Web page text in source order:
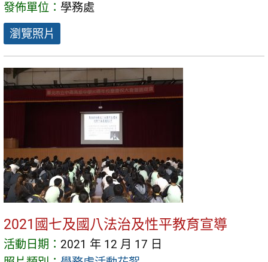
發佈單位： 學務處
瀏覽照片
2021國七及國八法治及性平教育宣導
活動日期： 2021 年 12 月 17 日